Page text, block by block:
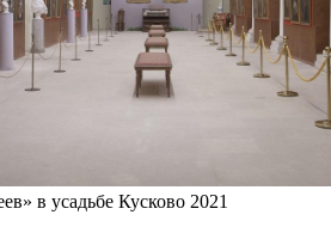
в усадьбе Кусково 2021